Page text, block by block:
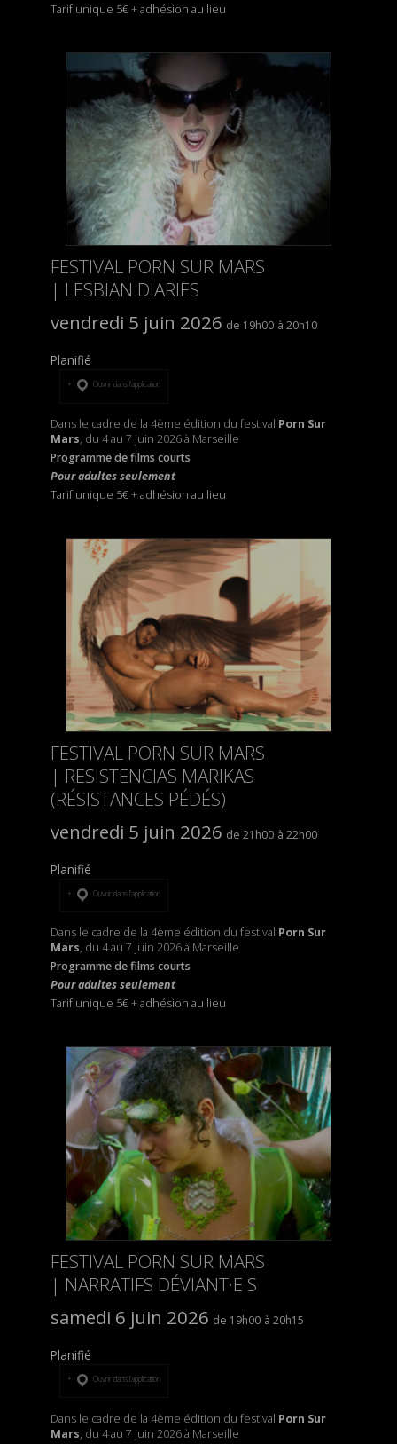
Tarif unique 5€+adhésion au lieu
FESTIVAL PORN SUR MARS
| LESBIAN DIARIES
vendredi 5 juin 2026
19h00 20h10
Planifié
Ouvrir dans l’application
Dans le cadre de la 4ème édition du festival Porn Sur
Mars, du 4 au 7 juin 2026 à Marseille
Programme de films courts
Pour adultes seulement
Tarif unique 5€+adhésion au lieu
FESTIVAL PORN SUR MARS
| RESISTENCIAS MARIKAS
(RÉSISTANCES PÉDÉS)
vendredi 5 juin 2026
21h00 22h00
Planifié
Ouvrir dans l’application
Dans le cadre de la 4ème édition du festival Porn Sur
Mars, du 4 au 7 juin 2026 à Marseille
Programme de films courts
Pour adultes seulement
Tarif unique 5€+adhésion au lieu
FESTIVAL PORN SUR MARS
| NARRATIFS DÉVIANT·E·S
samedi 6 juin 2026
19h00 20h15
Planifié
Ouvrir dans l’application
Dans le cadre de la 4ème édition du festival Porn Sur
Mars, du 4 au 7 juin 2026 à Marseille